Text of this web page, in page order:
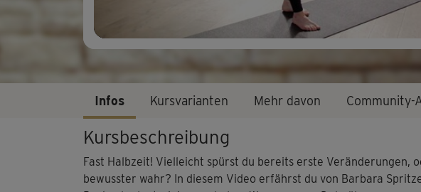
Infos Kursvarianten Mehr davon Community-
Kursbeschreibung
Fast Halbzeit! Vielleicht spürst du bereits erste Veränderungen,
bewusster wahr? In diesem Video erfährst du von Barbara